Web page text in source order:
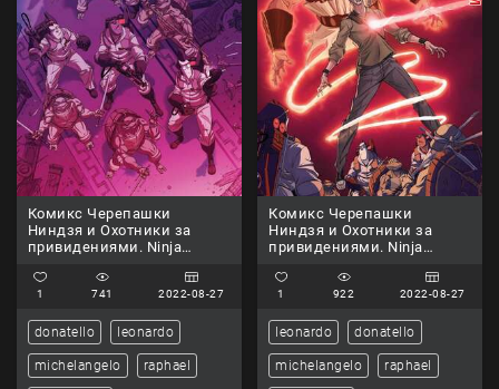
Комикс Черепашки
Ниндзя и Охотники за
привидениями. Ninja
Часть 2
1 741 2022-08-27
donatello leonardo
michelangelo raphael
Комикс Черепашки
Ниндзя и Охотники за
привидениями. Ninja
Часть 3
1 922 2022-08-27
leonardo donatello
michelangelo raphael